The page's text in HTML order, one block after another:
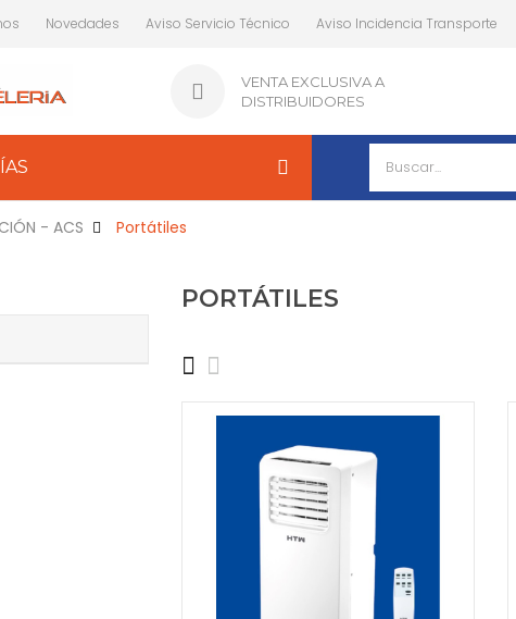
Novedades Aviso Servicio Técnico Aviso Incidencia Transporte
VENTA EXCLUSIVA A
DISTRIBUIDORES
- ACS Portátiles
PORTÁTILES